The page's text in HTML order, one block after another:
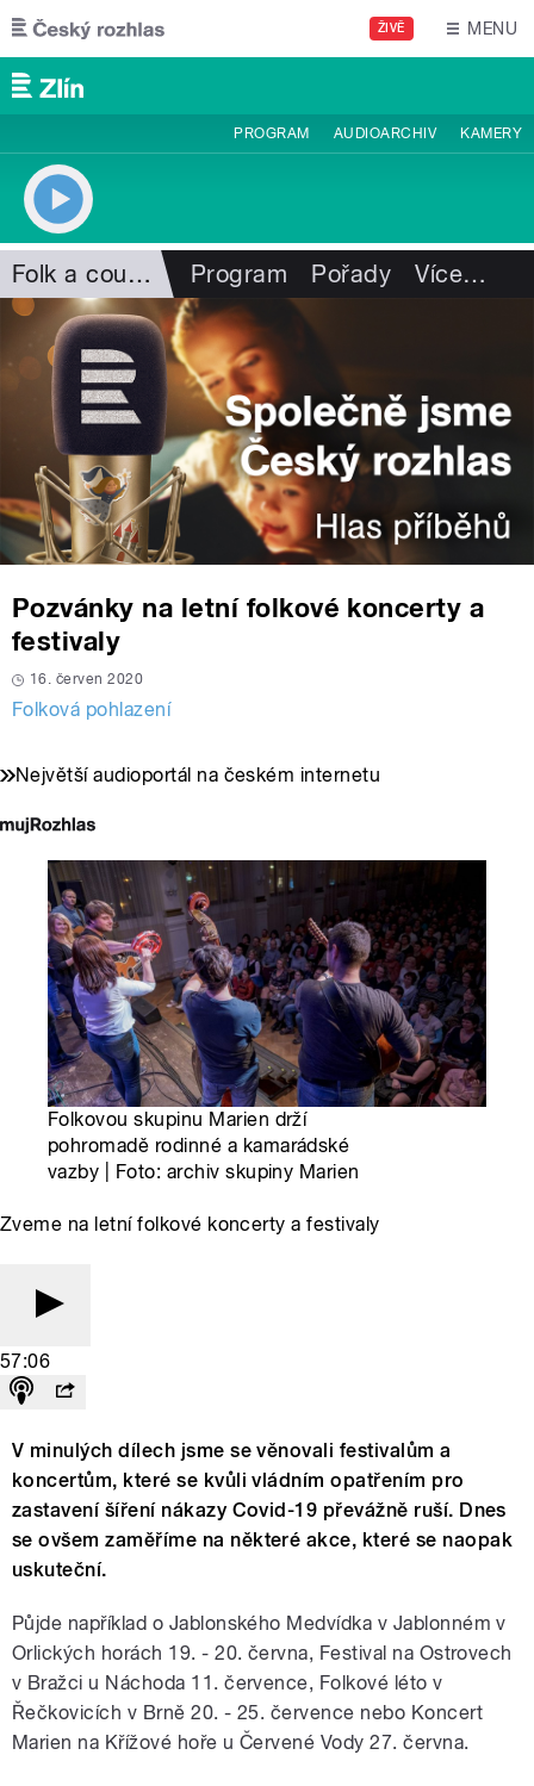
Přejít k hlavnímu obsahu
ŽIVĚ MENU
PROGRAM AUDIOARCHIV KAMERY
Folk a country Program Pořady Více…
Pozvánky na letní folkové koncerty a
festivaly
16. červen 2020
Folková pohlazení
Největší audioportál na českém internetu
Folkovou skupinu Marien drží
pohromadě rodinné a kamarádské
vazby | Foto: archiv skupiny Marien
Zveme na letní folkové koncerty a festivaly
57:06
V minulých dílech jsme se věnovali festivalům a
koncertům, které se kvůli vládním opatřením pro
zastavení šíření nákazy Covid-19 převážně ruší. Dnes
se ovšem zaměříme na některé akce, které se naopak
uskuteční.
Půjde například o Jablonského Medvídka v Jablonném v
Orlických horách 19. - 20. června, Festival na Ostrovech
v Bražci u Náchoda 11. července, Folkové léto v
Řečkovicích v Brně 20. - 25. července nebo Koncert
Marien na Křížové hoře u Červené Vody 27. června.